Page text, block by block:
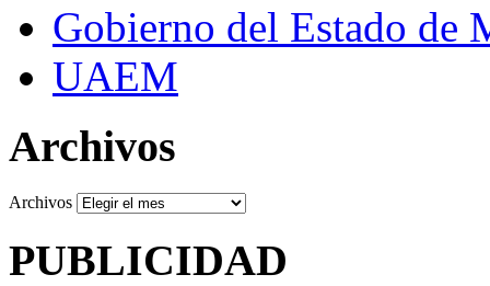
Gobierno del Estado de
UAEM
Archivos
Archivos
PUBLICIDAD